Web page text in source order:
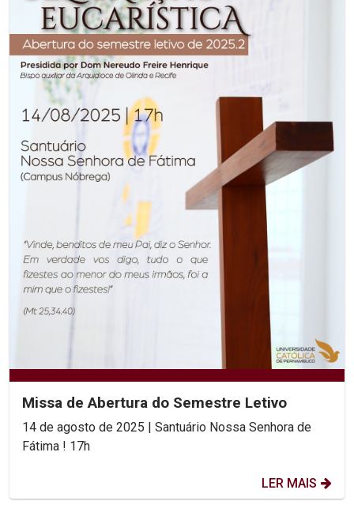
Missa de Abertura do Semestre Letivo
14 de agosto de 2025 | Santuário Nossa Senhora de
Fátima ! 17h
LER MAIS